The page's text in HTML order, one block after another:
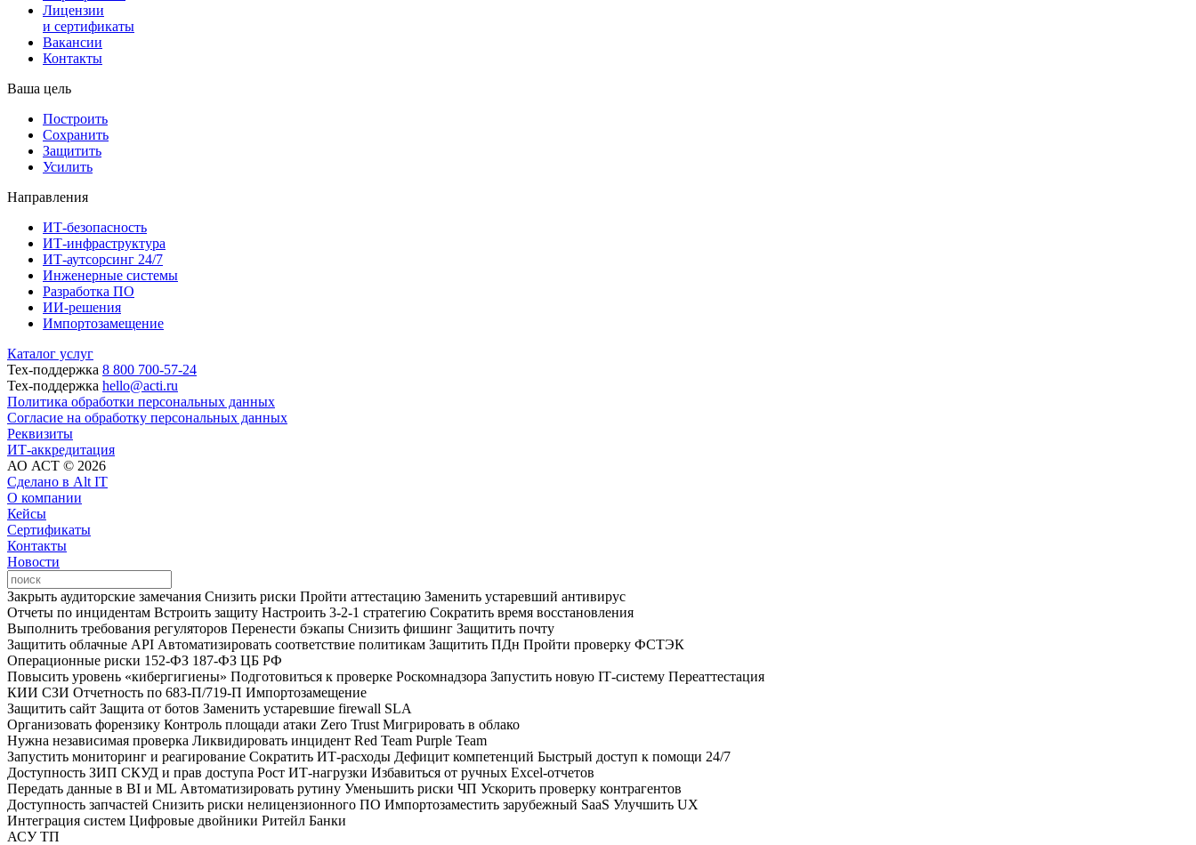
Лицензии
и сертификаты
Вакансии
Контакты
Ваша цель
Построить
Сохранить
Защитить
Усилить
Направления
ИТ-безопасность
ИТ-инфраструктура
ИТ-аутсорсинг 24/7
Инженерные системы
Разработка ПО
ИИ-решения
Импортозамещение
Каталог услуг
Тех-поддержка 8 800 700-57-24
Тех-поддержка hello@acti.ru
Политика обработки персональных данных
Согласие на обработку персональных данных
Реквизиты
ИТ-аккредитация
АО АСТ © 2026
Сделано в Alt IT
О компании
Кейсы
Сертификаты
Контакты
Новости
Закрыть аудиторские замечания Снизить риски Пройти аттестацию Заменить устаревший антивирус
Отчеты по инцидентам Встроить защиту Настроить 3‑2‑1 стратегию Сократить время восстановления
Выполнить требования регуляторов Перенести бэкапы Снизить фишинг Защитить почту
Защитить облачные API Автоматизировать соответствие политикам Защитить ПДн Пройти проверку ФСТЭК
Операционные риски 152‑ФЗ 187‑ФЗ ЦБ РФ
Повысить уровень «кибергигиены» Подготовиться к проверке Роскомнадзора Запустить новую IT‑систему Переаттестация
КИИ СЗИ Отчетность по 683‑П/719‑П Импортозамещение
Защитить сайт Защита от ботов Заменить устаревшие firewall SLA
Организовать форензику Контроль площади атаки Zero Trust Мигрировать в облако
Нужна независимая проверка Ликвидировать инцидент Red Team Purple Team
Запустить мониторинг и реагирование Сократить ИТ‑расходы Дефицит компетенций Быстрый доступ к помощи 24/7
Доступность ЗИП СКУД и прав доступа Рост ИТ-нагрузки Избавиться от ручных Excel‑отчетов
Передать данные в BI и ML Автоматизировать рутину Уменьшить риски ЧП Ускорить проверку контрагентов
Доступность запчастей Снизить риски нелицензионного ПО Импортозаместить зарубежный SaaS Улучшить UX
Интеграция систем Цифровые двойники Ритейл Банки
АСУ ТП